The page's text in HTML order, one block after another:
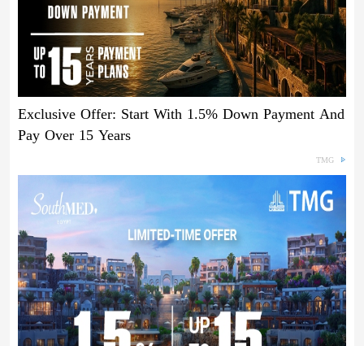
Exclusive Offer: Start With 1.5% Down Payment And
Pay Over 15 Years
TMG